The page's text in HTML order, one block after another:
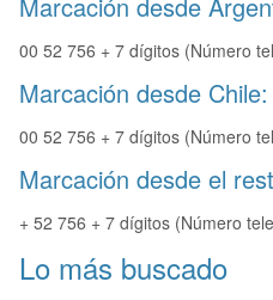
Marcación desde
00 52 756 + 7 dígitos (Número
Marcación desde Chile:
00 52 756 + 7 dígitos (Número
Marcación desde el
+ 52 756 + 7 dígitos (Número
Lo más buscado